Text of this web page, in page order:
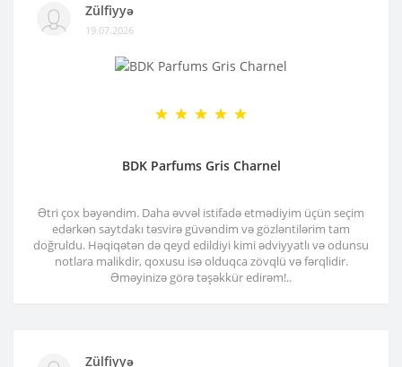
Zülfiyyə
19.07.2026
BDK Parfums Gris Charnel
Ətri çox bəyəndim. Daha əvvəl istifadə etmədiyim üçün seçim
edərkən saytdakı təsvirə güvəndim və gözləntilərim tam
doğruldu. Həqiqətən də qeyd edildiyi kimi ədviyyatlı və odunsu
notlara malikdir, qoxusu isə olduqca zövqlü və fərqlidir.
Əməyinizə görə təşəkkür edirəm!..
Zülfiyyə